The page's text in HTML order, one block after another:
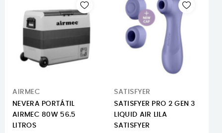
AIRMEC
NEVERA PORTÁTIL
AIRMEC 80W 56.5
LITROS
SATISFYER
SATISFYER PRO 2 GEN 3
LIQUID AIR LILA
SATISFYER